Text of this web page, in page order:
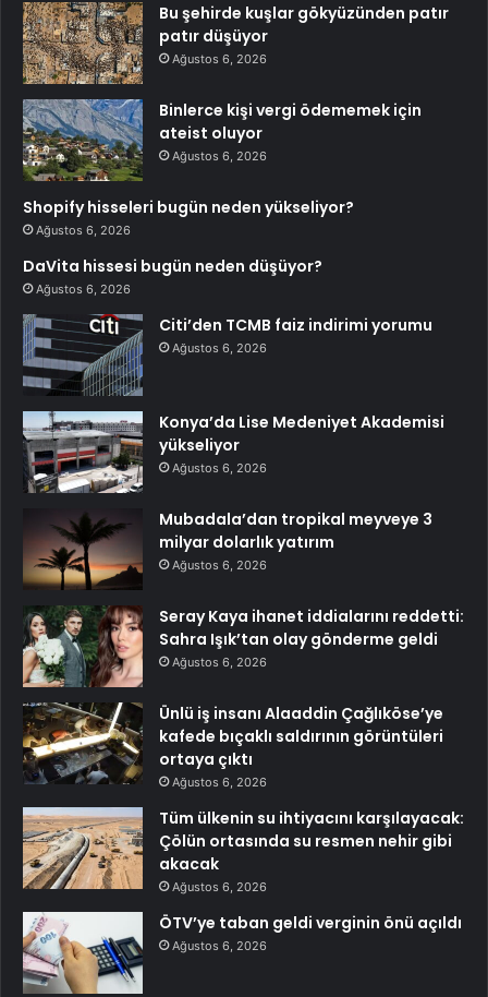
Bu şehirde kuşlar gökyüzünden patır
patır düşüyor
Ağustos 6, 2026
Binlerce kişi vergi ödememek için
ateist oluyor
Ağustos 6, 2026
Shopify hisseleri bugün neden yükseliyor?
Ağustos 6, 2026
DaVita hissesi bugün neden düşüyor?
Ağustos 6, 2026
Citi’den TCMB faiz indirimi yorumu
Ağustos 6, 2026
Konya’da Lise Medeniyet Akademisi
yükseliyor
Ağustos 6, 2026
Mubadala’dan tropikal meyveye 3
milyar dolarlık yatırım
Ağustos 6, 2026
Seray Kaya ihanet iddialarını reddetti:
Sahra Işık’tan olay gönderme geldi
Ağustos 6, 2026
Ünlü iş insanı Alaaddin Çağlıköse’ye
kafede bıçaklı saldırının görüntüleri
ortaya çıktı
Ağustos 6, 2026
Tüm ülkenin su ihtiyacını karşılayacak:
Çölün ortasında su resmen nehir gibi
akacak
Ağustos 6, 2026
ÖTV’ye taban geldi verginin önü açıldı
Ağustos 6, 2026